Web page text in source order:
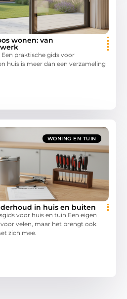
wonen: van
Een praktische gids voor
huis is meer dan een verzameling
WONING EN TUIN
in huis en buiten
voor huis en tuin Een eigen
velen, maar het brengt ook
zich mee.